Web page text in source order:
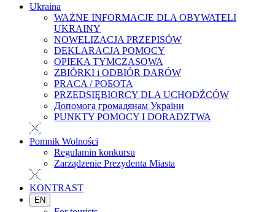
Ukraina
WAŻNE INFORMACJE DLA OBYWATELI
UKRAINY
NOWELIZACJA PRZEPISÓW
DEKLARACJA POMOCY
OPIEKA TYMCZASOWA
ZBIÓRKI i ODBIÓR DARÓW
PRACA / РОБОТА
PRZEDSIĘBIORCY DLA UCHODŹCÓW
Допомога громадянам України
PUNKTY POMOCY I DORADZTWA
Pomnik Wolności
Regulamin konkursu
Zarządzenie Prezydenta Miasta
KONTRAST
EN